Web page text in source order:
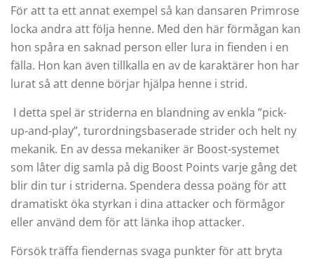
För att ta ett annat exempel så kan dansaren Primrose
locka andra att följa henne. Med den här förmågan kan
hon spåra en saknad person eller lura in fienden i en
fälla. Hon kan även tillkalla en av de karaktärer hon har
lurat så att denne börjar hjälpa henne i strid.
I detta spel är striderna en blandning av enkla ”pick-
up-and-play”, turordningsbaserade strider och helt ny
mekanik. En av dessa mekaniker är Boost-systemet
som låter dig samla på dig Boost Points varje gång det
blir din tur i striderna. Spendera dessa poäng för att
dramatiskt öka styrkan i dina attacker och förmågor
eller använd dem för att länka ihop attacker.
Försök träffa fiendernas svaga punkter för att bryta